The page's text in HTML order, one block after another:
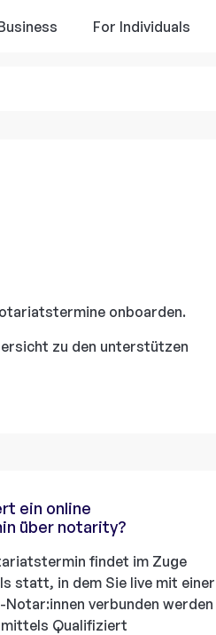
For Individuals
onboarden.
zu den unterstützen
ein online
über notarity?
findet im Zuge
statt, in dem Sie live mit einer
verbunden werden
mittels Qualifiziert